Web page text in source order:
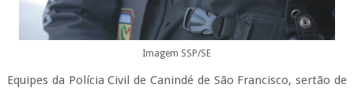
Imagem SSP/SE
Equipes da Polícia Civil de Canindé de São Francisco, sertão de